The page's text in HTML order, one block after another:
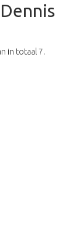
in totaal 7.